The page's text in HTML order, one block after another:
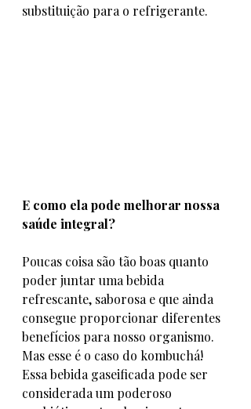
substituição para o refrigerante.
E como ela pode melhorar nossa
saúde integral?
Poucas coisa são tão boas quanto
poder juntar uma bebida
refrescante, saborosa e que ainda
consegue proporcionar diferentes
benefícios para nosso organismo.
Mas esse é o caso do kombuchá!
Essa bebida gaseificada pode ser
considerada um poderoso